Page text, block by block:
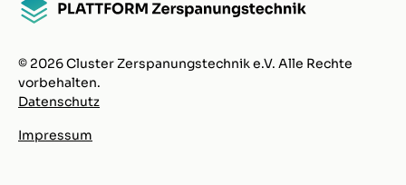
© 2026 Cluster Zerspanungstechnik e.V. Alle Rechte
vorbehalten.
Datenschutz
Impressum